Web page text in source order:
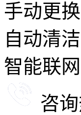
手动更
自动清
智能联
咨